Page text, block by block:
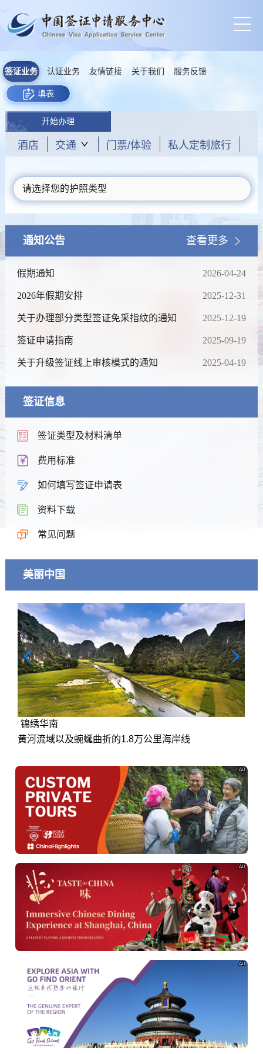
签证业务 认证业务 友情链接 关于我们 服务反馈
填表
开始办理
酒店 交通 门票/体验 私人定制旅行
请选择您的护照类型
通知公告 查看更多
假期通知 2026-04-24
2026年假期安排 2025-12-31
关于办理部分类型签证免采指纹的通知 2025-12-19
签证申请指南 2025-09-19
关于升级签证线上审核模式的通知 2025-04-19
签证信息
签证类型及材料清单
费用标准
如何填写签证申请表
资料下载
常见问题
美丽中国
锦绣华南
黄河流域以及蜿蜒曲折的1.8万公里海岸线
AD
AD
AD